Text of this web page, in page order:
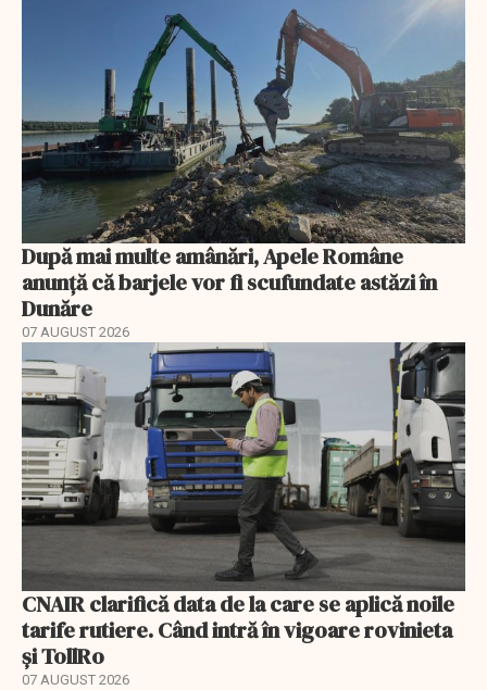
După mai multe amânări, Apele Române
anunță că barjele vor fi scufundate astăzi în
Dunăre
07 AUGUST 2026
CNAIR clarifică data de la care se aplică noile
tarife rutiere. Când intră în vigoare rovinieta
și TollRo
07 AUGUST 2026